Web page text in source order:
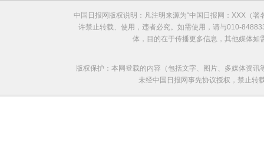
中国日报网版权说明：凡注明来源为“中国日报网：XXX（
许禁止转载、使用，违者必究。如需使用，请与010-
体，目的在于传播更多信息，其他媒体
版权保护：本网登载的内容（包括文字、图片、多媒体资
未经中国日报网事先协议授权，禁止转